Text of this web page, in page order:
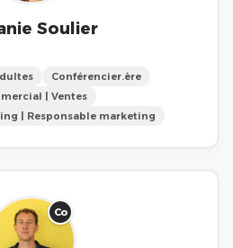
Soulier
Conférencier.ère
| Ventes
| Responsable marketing
Co